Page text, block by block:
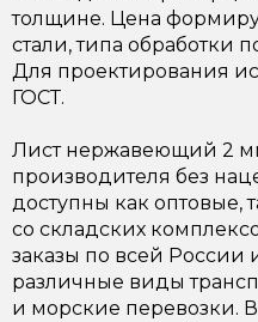
толщине. Цена
стали, типа обработки
Для проектирования
ГОСТ.
Лист нержавеющий 2
производителя без
доступны как оптовые,
со складских
заказы по всей России
различные виды
и морские перевозки.